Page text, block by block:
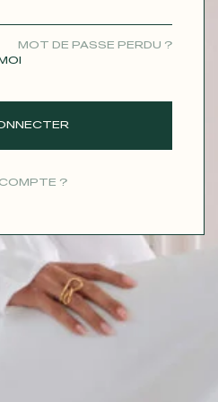
MOT DE PASSE PERDU ?
?